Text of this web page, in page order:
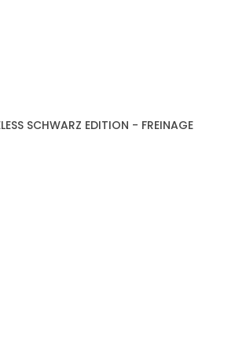
SCHWARZ EDITION - FREINAGE